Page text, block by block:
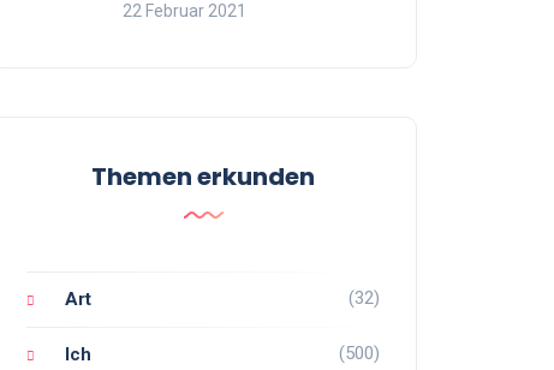
22 Februar 2021
Themen erkunden
Art (32)
Ich (500)